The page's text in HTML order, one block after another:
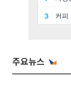
주요뉴스